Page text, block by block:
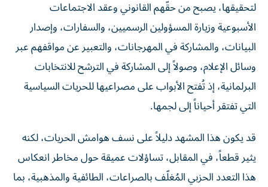
الأسبوعية وزيارة المسؤولين الرسميين، والسفارات، وإصدار
البيانات، والمشاركة في المهرجانات، والتعبير عن مواقفهم عبر
وسائل الإعلام، وصولاً إلى المشاركة في الترشح للانتخابات
البرلمانية، إذ تُفتح الأبواب على مصراعيها للحريات السياسية
التي تفتقر أحياناً إلى لجمها.
يثير قطعاً، في المقابل، تساؤلات عميقة حول مخاطر انعكاس
هذا التعدد الحزبي المُغلّف بالصراعات، الطائفية والمذهبية، بما